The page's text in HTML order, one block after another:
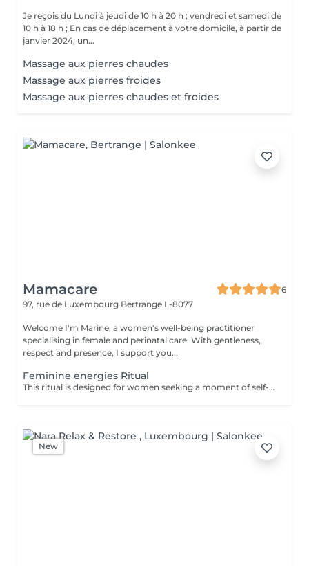
Je reçois du Lundi à jeudi de 10 h à 20 h ; vendredi et samedi de
10 h à 18 h ; En cas de déplacement à votre domicile, à partir de
janvier 2024, un...
Massage aux pierres chaudes
Massage aux pierres froides
Massage aux pierres chaudes et froides
Mamacare
6
97, rue de Luxembourg Bertrange L-8077
Welcome I'm Marine, a women's well-being practitioner
specialising in female and perinatal care. With gentleness,
respect and presence, I support you...
Feminine energies Ritual
This ritual is designed for women seeking a moment of self-reconnection. It helps balance feminine energy, release emotional and energetic blockages, and strengthen the connection to intuition and creativity. Benefits: Deep relaxation, improved energy flow, renewed vitality, and mental clarity. The ritual includes a personalized consultation, a custom-blended oil, a meditation, and an energy healing session. Single session, deductible from a full support package.
New